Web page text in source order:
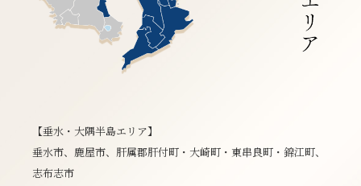
【垂水・大隅半島エリア】
垂水市、鹿屋市、肝属郡肝付町・大崎町・東串良町・錦江町、
志布志市